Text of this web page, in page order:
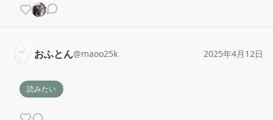
おふとん@maoo25k 2025年4月12日
読みたい